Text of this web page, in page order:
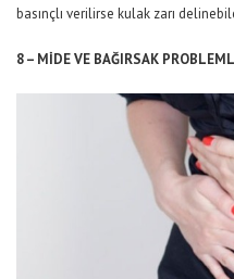
basınçlı verilirse kulak zarı
8 – MİDE VE BAĞIRSAK